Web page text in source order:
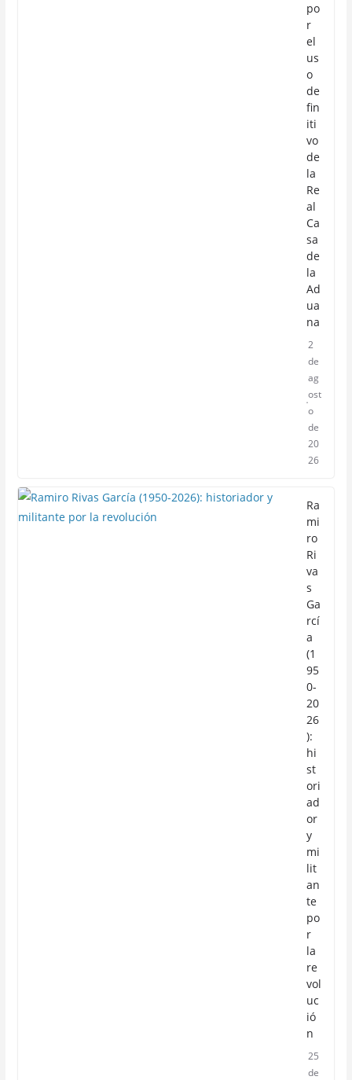
po
r
el
us
o
de
fin
iti
vo
de
la
Re
al
Ca
sa
de
la
Ad
ua
na
2
de
ag
ost
o
de
20
26
Ra
mi
ro
Ri
va
s
Ga
rcí
a
(1
95
0-
20
26
):
hi
st
ori
ad
or
y
mi
lit
an
te
po
r
la
re
vol
uc
ió
n
25
de